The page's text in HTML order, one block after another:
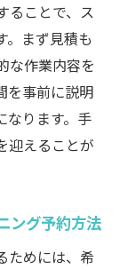
わかりや
リーニン
ための工
ポイント
ることで、ス
。まず見積も
な作業内容を
を事前に説明
なります。手
迎えることが
ング予約方法
ためには、希